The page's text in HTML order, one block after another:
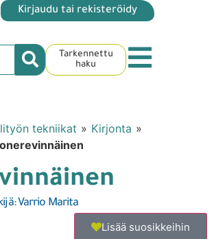
Kirjaudu tai rekisteröidy
Tarkennettu
haku
tekniikat » Kirjonta »
Varrio Marita
Lisää suosikkeihin